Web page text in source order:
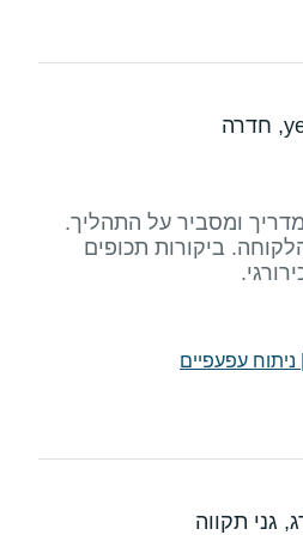
, חדרה
ומסביר על התהליך.
ביקורות תכופים
ניתוח עפעפיים
, גני תקווה